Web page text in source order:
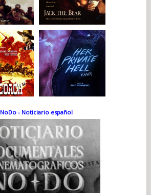
NoDo - Noticiario español